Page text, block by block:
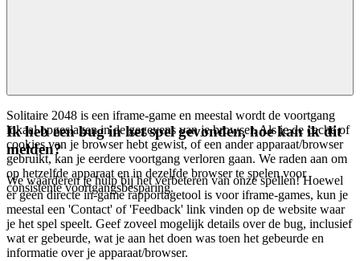
Solitaire 2048 is een iframe-game en meestal wordt de voortgang
lokaal opgeslagen in de gegevens van je browser. Als je de cache of
cookies van je browser hebt gewist, of een ander apparaat/browser
gebruikt, kan je eerdere voortgang verloren gaan. We raden aan om
op hetzelfde apparaat en in dezelfde browser te spelen voor
consistente voortgangsbesparing.
Ik heb een bug in het spel gevonden, hoe kan ik dit
melden?
We waarderen je hulp bij het verbeteren van onze spellen! Hoewel
er geen directe in-game rapportagetool is voor iframe-games, kun je
meestal een 'Contact' of 'Feedback' link vinden op de website waar
je het spel speelt. Geef zoveel mogelijk details over de bug, inclusief
wat er gebeurde, wat je aan het doen was toen het gebeurde en
informatie over je apparaat/browser.